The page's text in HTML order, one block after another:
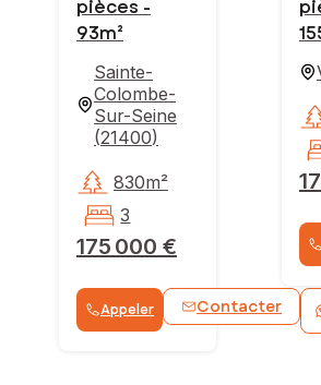
pièces -
93m²
Sainte-
Colombe-
Sur-Seine
(21400)
175 000 €
830m²
3
Appeler Contacter